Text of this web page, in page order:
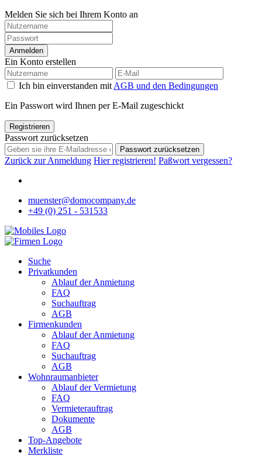
Melden Sie sich bei Ihrem Konto an
Anmelden
Ein Konto erstellen
Ich bin einverstanden mit AGB und den Bedingungen
Ein Passwort wird Ihnen per E-Mail zugeschickt
Registrieren
Passwort zurücksetzen
Passwort zurücksetzen
Zurück zur Anmeldung Hier registrieren! Paßwort vergessen?
muenster@domocompany.de
+49 (0) 251 - 531533
Suche
Privatkunden
Ablauf der Anmietung
FAQ
Suchauftrag
AGB
Firmenkunden
Ablauf der Anmietung
FAQ
Suchauftrag
AGB
Wohnraumanbieter
Ablauf der Vermietung
FAQ
Vermieterauftrag
Dokumente
AGB
Top-Angebote
Merkliste